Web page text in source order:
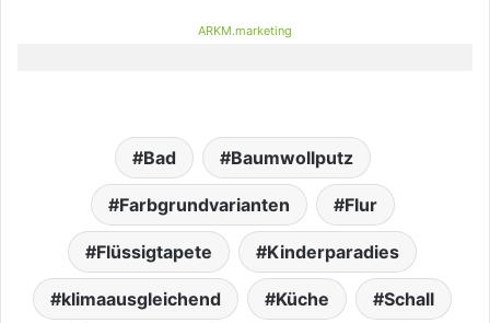
ARKM.marketing
Bad Baumwollputz
Farbgrundvarianten Flur
Flüssigtapete Kinderparadies
klimaausgleichend Küche Schall